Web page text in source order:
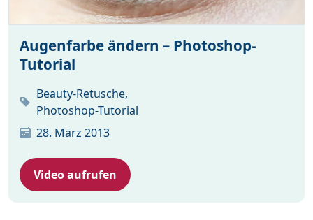
Augenfarbe ändern – Photoshop-
Tutorial
Beauty-Retusche,
Photoshop-Tutorial
28. März 2013
Video aufrufen